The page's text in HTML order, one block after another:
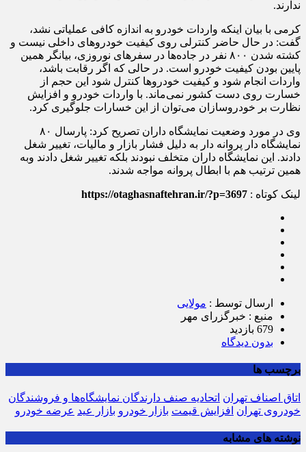
ندارند.
کرمی با بیان اینکه واردات خودرو به اندازه کافی عملیاتی نشد،
گفت: در حال حاضر کنترلی روی کیفیت خودروهای داخلی نیست و
کشته شدن ۸۰۰ نفر در جاده‌ها در سفرهای نوروزی، بیانگر همین
پایین بودن کیفیت خودرو است. در حالی که اگر رقابت باشد،
واردات انجام شود و کیفیت خودروها کنترل شود این حجم از
خسارت روی دست کشور نمی‌ماند. با واردات خودرو و افزایش
نظارت بر خودروسازان می‌توان از این خسارات جلوگیری کرد.
وی در مورد وضعیت نمایشگاه داران تصریح کرد: پارسال ۸۰
نمایشگاه دار پروانه دار به دلیل فشار بازار و مالیات، تغییر شغل
دادند. این نمایشگاه داران متخلف نبودند بلکه تغییر شغل دادند وبه
همین ترتیب هم با ابطال پروانه مواجه شدند.
لینک کوتاه : https://otaghasnaftehran.ir/?p=3697
ارسال توسط : مولایی
منبع : خبرگزرای مهر
679 بازدید
بدون دیدگاه
برچسب ها
اتاق اصناف تهران اتحادیه صنف دارندگان نمایشگاه‌ها و فروشندگان
خودروی تهران افزایش قیمت بازار خودرو بازار عید عرضه خودرو
نوشته های مشابه